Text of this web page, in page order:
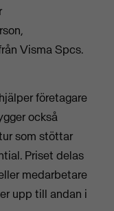
Visma Spcs.
företagare
också
som stöttar
Priset delas
medarbetare
upp till andan i